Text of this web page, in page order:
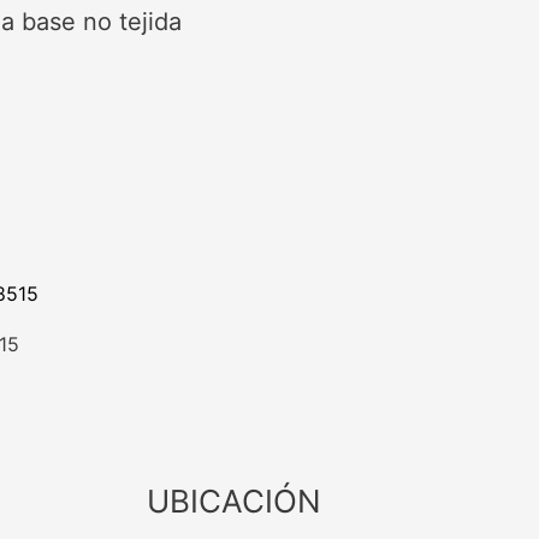
base no tejida
UBICACIÓN